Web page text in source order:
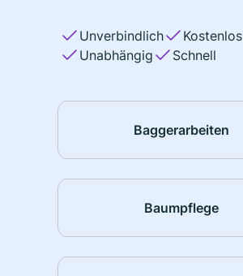
Unverbindlich
Kostenlos
Unabhängig
Schnell
Baggerarbeiten
Baumpflege